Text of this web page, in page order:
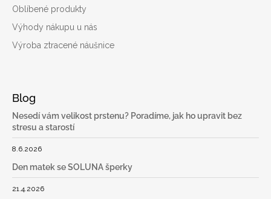
Oblíbené produkty
Výhody nákupu u nás
Výroba ztracené náušnice
Blog
Nesedí vám velikost prstenu? Poradíme, jak ho upravit bez
stresu a starostí
8.6.2026
Den matek se SOLUNA šperky
21.4.2026